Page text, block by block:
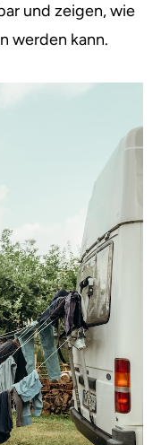
und zeigen, wie
werden kann.